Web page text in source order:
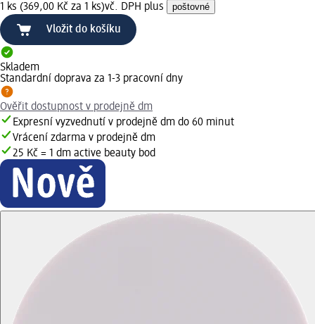
1 ks (369,00 Kč za 1 ks)vč. DPH plus poštovné
Vložit do košíku
Skladem
Standardní doprava za 1-3 pracovní dny
Ověřit dostupnost v prodejně dm
Expresní vyzvednutí v prodejně dm do 60 minut
Vrácení zdarma v prodejně dm
25 Kč = 1 dm active beauty bod